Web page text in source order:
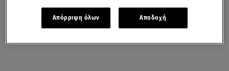
Απόρριψη όλων Αποδοχή